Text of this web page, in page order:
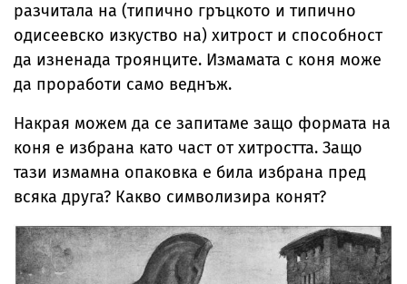
разчитала на (типично гръцкото и типично
одисеевско изкуство на) хитрост и способност
да изненада троянците. Измамата с коня може
да проработи само веднъж.
Накрая можем да се запитаме защо формата на
коня е избрана като част от хитростта. Защо
тази измамна опаковка е била избрана пред
всяка друга? Какво символизира конят?